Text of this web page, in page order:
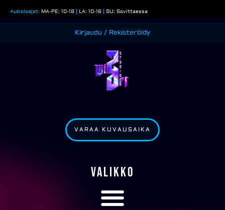
sisältöön
Aukioloajat: MA-PE: 10-18 | LA: 10-16 | SU: Sovittaessa
Kirjaudu / Rekisteröidy
VARAA KUVAUSAIKA
VALIKKO